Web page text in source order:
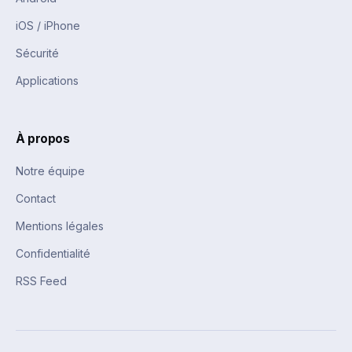
iOS / iPhone
Sécurité
Applications
À propos
Notre équipe
Contact
Mentions légales
Confidentialité
RSS Feed